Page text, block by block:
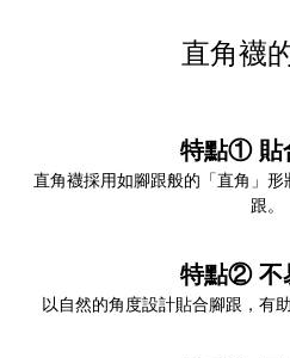
直角襪
特點① 貼
直角襪採用如腳跟般的「直角」
跟。
特點② 不
以自然的角度設計貼合腳跟，有